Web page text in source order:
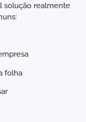
solução realmente
folha